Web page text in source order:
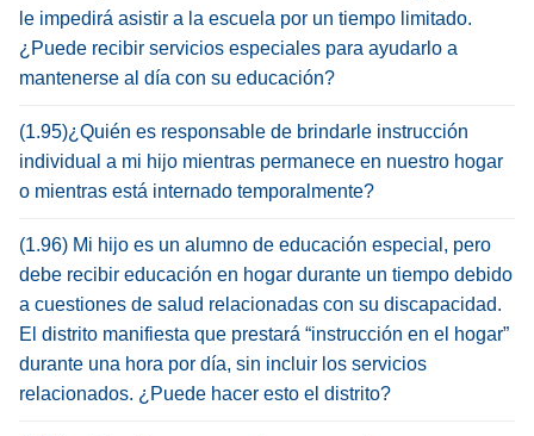
le impedirá asistir a la escuela por un tiempo limitado.
¿Puede recibir servicios especiales para ayudarlo a
mantenerse al día con su educación?
(1.95)¿Quién es responsable de brindarle instrucción
individual a mi hijo mientras permanece en nuestro hogar
o mientras está internado temporalmente?
(1.96) Mi hijo es un alumno de educación especial, pero
debe recibir educación en hogar durante un tiempo debido
a cuestiones de salud relacionadas con su discapacidad.
El distrito manifiesta que prestará “instrucción en el hogar”
durante una hora por día, sin incluir los servicios
relacionados. ¿Puede hacer esto el distrito?